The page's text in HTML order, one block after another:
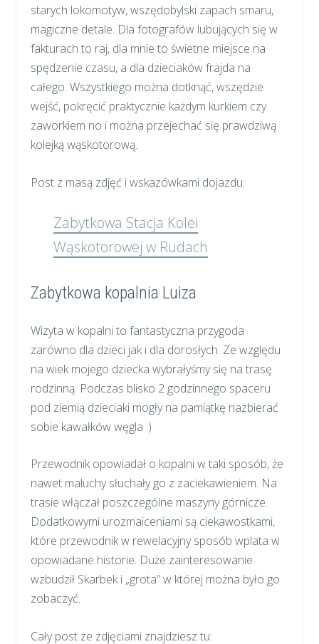
starych lokomotyw, wszędobylski zapach smaru,
magiczne detale. Dla fotografów lubujących się w
fakturach to raj, dla mnie to świetne miejsce na
spędzenie czasu, a dla dzieciaków frajda na
całego. Wszystkiego można dotknąć, wszędzie
wejść, pokręcić praktycznie każdym kurkiem czy
zaworkiem no i można przejechać się prawdziwą
kolejką wąskotorową.
Post z masą zdjęć i wskazówkami dojazdu:
Zabytkowa Stacja Kolei
Wąskotorowej w Rudach
Zabytkowa kopalnia Luiza
Wizyta w kopalni to fantastyczna przygoda
zarówno dla dzieci jak i dla dorosłych. Ze względu
na wiek mojego dziecka wybrałyśmy się na trasę
rodzinną. Podczas blisko 2 godzinnego spaceru
pod ziemią dzieciaki mogły na pamiątkę nazbierać
sobie kawałków węgla :)
Przewodnik opowiadał o kopalni w taki sposób, że
nawet maluchy słuchały go z zaciekawieniem. Na
trasie włączał poszczególne maszyny górnicze.
Dodatkowymi urozmaiceniami są ciekawostkami,
które przewodnik w rewelacyjny sposób wplata w
opowiadane historie. Duże zainteresowanie
wzbudził Skarbek i „grota” w której można było go
zobaczyć.
Cały post ze zdjęciami znajdziesz tu: